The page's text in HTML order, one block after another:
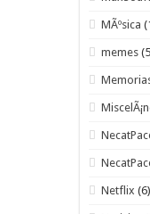
MÃºsica
memes
Netflix (6)